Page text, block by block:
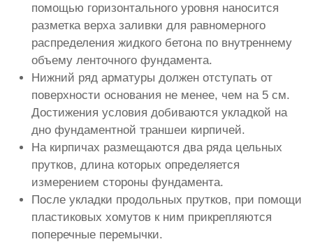
помощью горизонтального уровня наносится
разметка верха заливки для равномерного
распределения жидкого бетона по внутреннему
объему ленточного фундамента.
Нижний ряд арматуры должен отступать от
поверхности основания не менее, чем на 5 см.
Достижения условия добиваются укладкой на
дно фундаментной траншеи кирпичей.
На кирпичах размещаются два ряда цельных
прутков, длина которых определяется
измерением стороны фундамента.
После укладки продольных прутков, при помощи
пластиковых хомутов к ним прикрепляются
поперечные перемычки.